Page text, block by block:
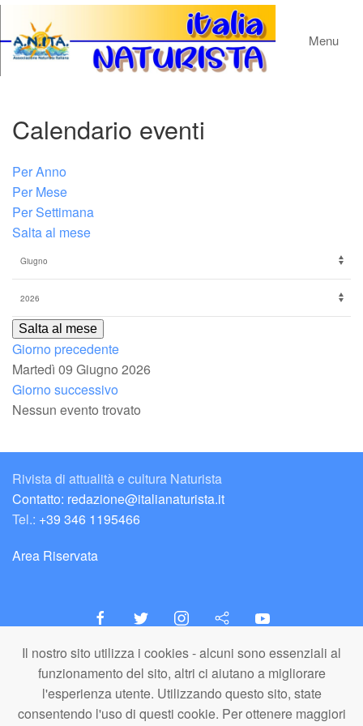
Il nostro sito utilizza i cookies - alcuni sono essenziali al
funzionamento del sito, altri ci aiutano a migliorare
l'esperienza utente. Utilizzando questo sito, state
consentendo l'uso di questi cookie. Per ottenere maggiori
Menu
Calendario eventi
Per Anno
Per Mese
Per Settimana
Salta al mese
Salta al mese
Giorno precedente
Martedì 09 Giugno 2026
Giorno successivo
Nessun evento trovato
Rivista di attualità e cultura Naturista
Contatto: redazione@italianaturista.it
Tel.: +39 346 1195466
Area Riservata
italiaNATURISTA
Editore e Redazione
A.N.ITA. Associazione Naturista Italiana (APS)
C.F. 80203710159